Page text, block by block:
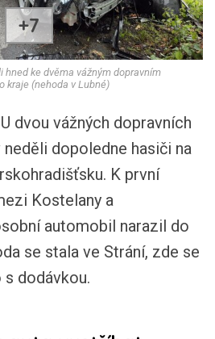
+7
ke dvěma vážným dopravním
kraje (nehoda v Lubné)
dvou vážných dopravních
dopoledne hasiči na
K první
Kostelany a
automobil narazil do
se stala ve Strání, zde se
dodávkou.